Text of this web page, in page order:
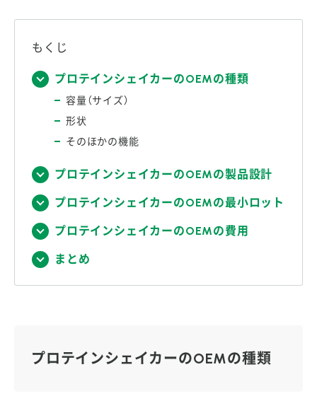
もくじ
プロテインシェイカーのOEMの種類
容量（サイズ）
形状
そのほかの機能
プロテインシェイカーのOEMの製品設計
プロテインシェイカーのOEMの最小ロット
プロテインシェイカーのOEMの費用
まとめ
プロテインシェイカーのOEMの種類